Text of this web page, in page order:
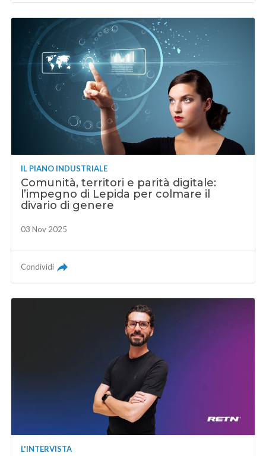
IL PIANO INDUSTRIALE
Comunità, territori e parità digitale:
l’impegno di Lepida per colmare il
divario di genere
03 Nov 2025
Condividi
L'INTERVISTA